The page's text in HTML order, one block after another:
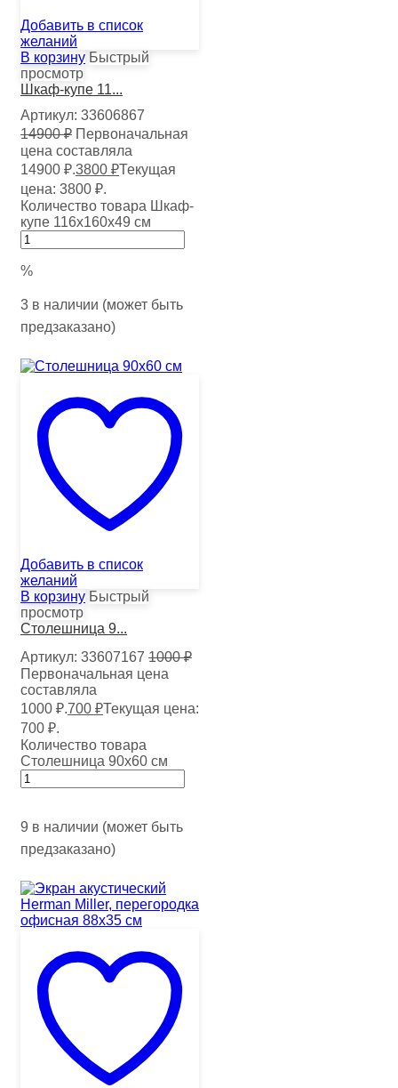
Добавить в список
желаний
В корзину Быстрый
просмотр
Шкаф-купе 11...
Артикул: 33606867
14900₽ Первоначальная
цена составляла
14900 ₽.3800 ₽Текущая
цена: 3800 ₽.
Количество товара Шкаф-
купе 116х160х49 см
%
3 в наличии (может быть
предзаказано)
Добавить в список
желаний
В корзину Быстрый
просмотр
Столешница 9...
Артикул: 33607167 1000₽
Первоначальная цена
составляла
1000 ₽.700 ₽Текущая цена:
700 ₽.
Количество товара
Столешница 90х60 см
9 в наличии (может быть
предзаказано)